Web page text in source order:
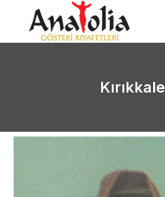
Kırıkkale